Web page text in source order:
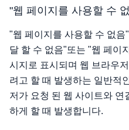
"웹 페이지를 사용할 수
"웹 페이지를 사용할 수 없
달 할 수 없음"또는 "웹 페이
시지로 표시되며 웹 브라우
려고 할 때 발생하는 일반적
저가 요청 된 웹 사이트와 연
하게 할 때 발생합니다.